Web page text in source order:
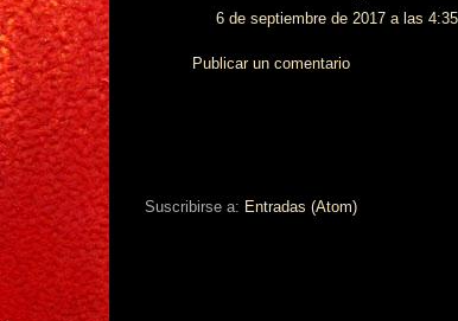
6 de septiembre de 2017 a las 4:35
Publicar un comentario
Suscribirse a: Entradas (Atom)